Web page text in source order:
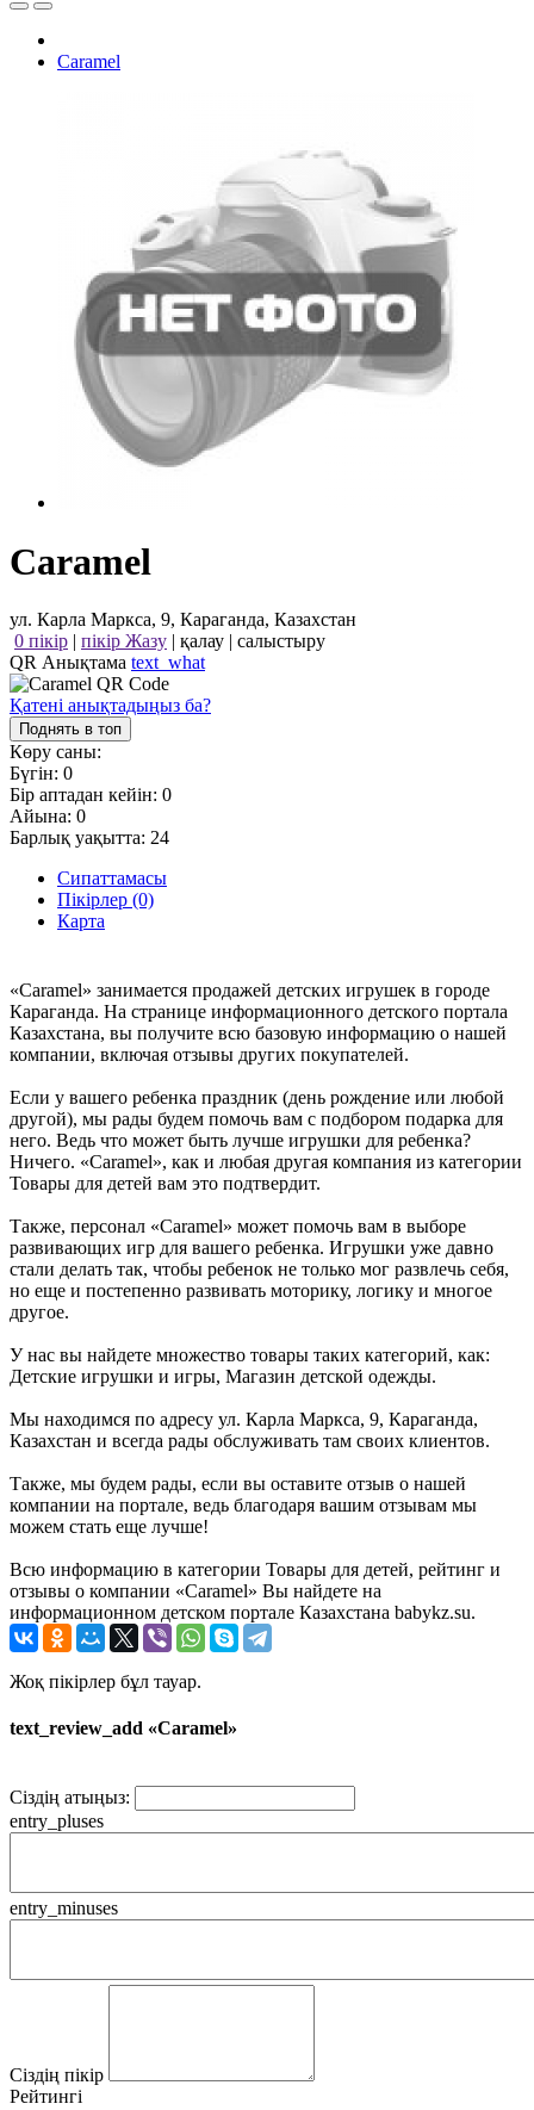
Caramel
Caramel
ул. Карла Маркса, 9, Караганда, Казахстан
0 пікір | пікір Жазу | қалау | салыстыру
QR Анықтама text_what
Қатені анықтадыңыз ба?
Поднять в топ
Көру саны:
Бүгін: 0
Бір аптадан кейін: 0
Айына: 0
Барлық уақытта: 24
Сипаттамасы
Пікірлер (0)
Карта
«Caramel» занимается продажей детских игрушек в городе
Караганда. На странице информационного детского портала
Казахстана, вы получите всю базовую информацию о нашей
компании, включая отзывы других покупателей.
Если у вашего ребенка праздник (день рождение или любой
другой), мы рады будем помочь вам с подбором подарка для
него. Ведь что может быть лучше игрушки для ребенка?
Ничего. «Caramel», как и любая другая компания из категории
Товары для детей вам это подтвердит.
Также, персонал «Caramel» может помочь вам в выборе
развивающих игр для вашего ребенка. Игрушки уже давно
стали делать так, чтобы ребенок не только мог развлечь себя,
но еще и постепенно развивать моторику, логику и многое
другое.
У нас вы найдете множество товары таких категорий, как:
Детские игрушки и игры, Магазин детской одежды.
Мы находимся по адресу ул. Карла Маркса, 9, Караганда,
Казахстан и всегда рады обслуживать там своих клиентов.
Также, мы будем рады, если вы оставите отзыв о нашей
компании на портале, ведь благодаря вашим отзывам мы
можем стать еще лучше!
Всю информацию в категории Товары для детей, рейтинг и
отзывы о компании «Caramel» Вы найдете на
информационном детском портале Казахстана babykz.su.
Жоқ пікірлер бұл тауар.
text_review_add «Caramel»
Сіздің атыңыз:
entry_pluses
entry_minuses
Сіздің пікір
Рейтингі